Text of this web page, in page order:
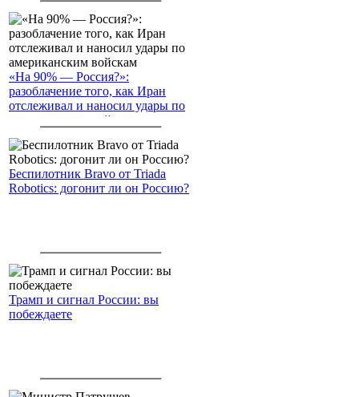
«На 90% — Россия?»:
разоблачение того, как Иран
отслеживал и наносил удары по
американским войскам
Беспилотник Bravo от Triada
Robotics: догонит ли он Россию?
Трамп и сигнал России: вы
побеждаете